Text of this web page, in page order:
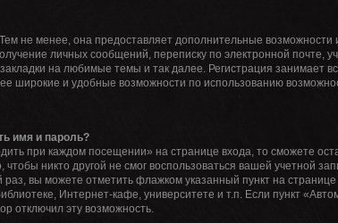
не менее, она предоставляет дополнительные возможности
личных сообщений, переписку по электронной почте,
на любимые темы и так далее. Регистрация занимает
широкие и удобные возможности по использованию
имя и пароль?
при каждом посещении» на странице входа, то сможете
никто другой не смог воспользоваться вашей учетной
вы можете отметить флажком указанный пункт на
Интернет-кафе, университете и т.п. Если пункт
отключил эту возможность.